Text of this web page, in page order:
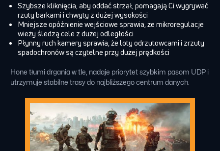
Szybsze kliknięcia, aby oddać strzał, pomagają Ci wygrywać
rzuty barkami i chwyty z dużej wysokości
Mniejsze opóźnienie wejściowe sprawia, że mikroregulacje
wieży śledzą cele z dużej odległości
Płynny ruch kamery sprawia, że loty odrzutowcami i zrzuty
spadochronów są czytelne przy dużej prędkości
Hone tłumi drgania w tle, nadaje priorytet szybkim pasom UDP i
utrzymuje stabilne trasy do najbliższego centrum danych.